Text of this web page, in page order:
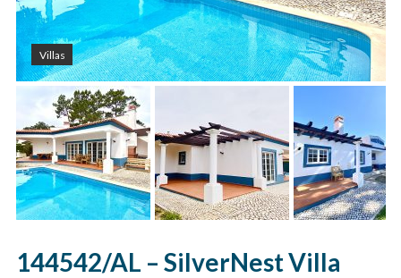
Villas
144542/AL – SilverNest Villa